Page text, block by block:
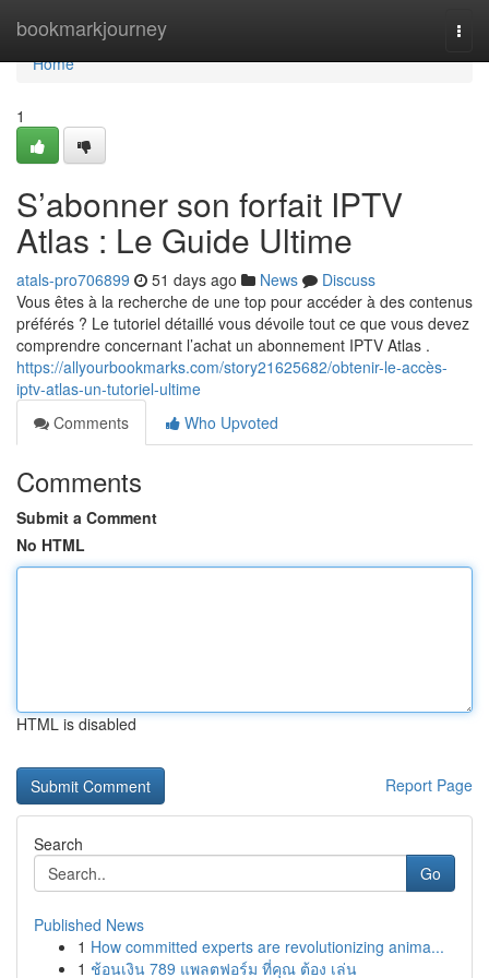
bookmarkjourney
Home
Home
1
S’abonner son forfait IPTV
Atlas : Le Guide Ultime
atals-pro706899 51 days ago News
Discuss
Vous êtes à la recherche de une top pour accéder à des contenus
préférés ? Le tutoriel détaillé vous dévoile tout ce que vous devez
comprendre concernant l’achat un abonnement IPTV Atlas .
https://allyourbookmarks.com/story21625682/obtenir-le-accès-
iptv-atlas-un-tutoriel-ultime
Comments
Who Upvoted
Comments
Submit a Comment
No HTML
HTML is disabled
Report Page
Search
Go
Published News
1 How committed experts are revolutionizing anima...
1 ช้อนเงิน 789 แพลตฟอร์ม ที่คุณ ต้อง เล่น